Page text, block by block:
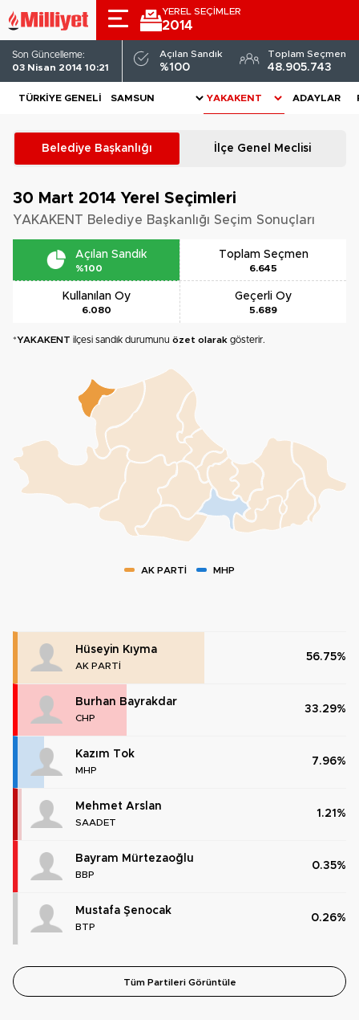
YEREL SEÇİMLER
2014
Son Güncelleme:
03 Nisan 2014 10:21
Açılan Sandık
%100
Toplam Seçmen
48.905.743
TÜRKIYE GENELI ADAYLAR
Belediye Başkanlığı İlçe Genel Meclisi
30 Mart 2014 Yerel Seçimleri
YAKAKENT Belediye Başkanlığı Seçim Sonuçları
Açılan Sandık
%100
Toplam Seçmen
6.645
Kullanılan Oy
6.080
Geçerli Oy
5.689
*YAKAKENT ilçesi sandık durumunu özet olarak gösterir.
AK PARTİ MHP
Hüseyin Kıyma
AK PARTİ
56.75%
Burhan Bayrakdar
CHP
33.29%
Kazım Tok
MHP
7.96%
Mehmet Arslan
SAADET
1.21%
Bayram Mürtezaoğlu
BBP
0.35%
Mustafa Şenocak
BTP
0.26%
Tüm Partileri Görüntüle